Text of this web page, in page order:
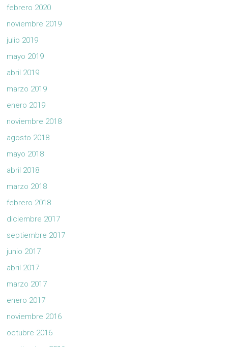
febrero 2020
noviembre 2019
julio 2019
mayo 2019
abril 2019
marzo 2019
enero 2019
noviembre 2018
agosto 2018
mayo 2018
abril 2018
marzo 2018
febrero 2018
diciembre 2017
septiembre 2017
junio 2017
abril 2017
marzo 2017
enero 2017
noviembre 2016
octubre 2016